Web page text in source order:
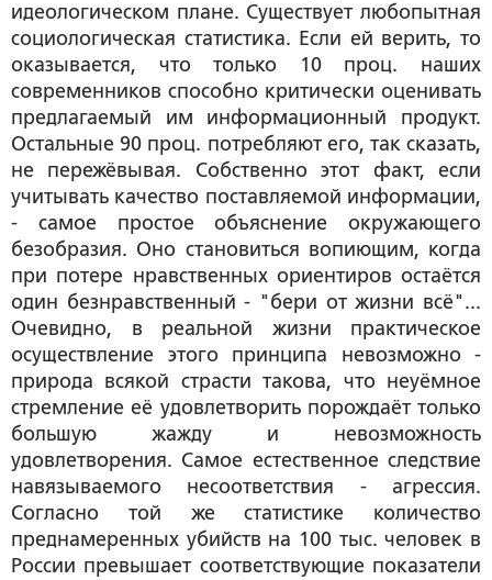
идеологическом плане. Существует любопытная
социологическая статистика. Если ей верить, то
оказывается, что только 10 проц. наших
современников способно критически оценивать
предлагаемый им информационный продукт.
Остальные 90 проц. потребляют его, так сказать,
не пережёвывая. Собственно этот факт, если
учитывать качество поставляемой информации,
- самое простое объяснение окружающего
безобразия. Оно становиться вопиющим, когда
при потере нравственных ориентиров остаётся
один безнравственный - "бери от жизни всё"...
Очевидно, в реальной жизни практическое
осуществление этого принципа невозможно -
природа всякой страсти такова, что неуёмное
стремление её удовлетворить порождаёт только
большую жажду и невозможность
удовлетворения. Самое естественное следствие
навязываемого несоответствия - агрессия.
Согласно той же статистике количество
преднамеренных убийств на 100 тыс. человек в
России превышает соответствующие показатели